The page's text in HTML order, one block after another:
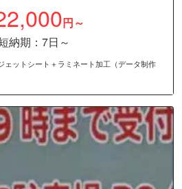
円～
納期：7日～
ェットシート＋ラミネート加工（データ制作